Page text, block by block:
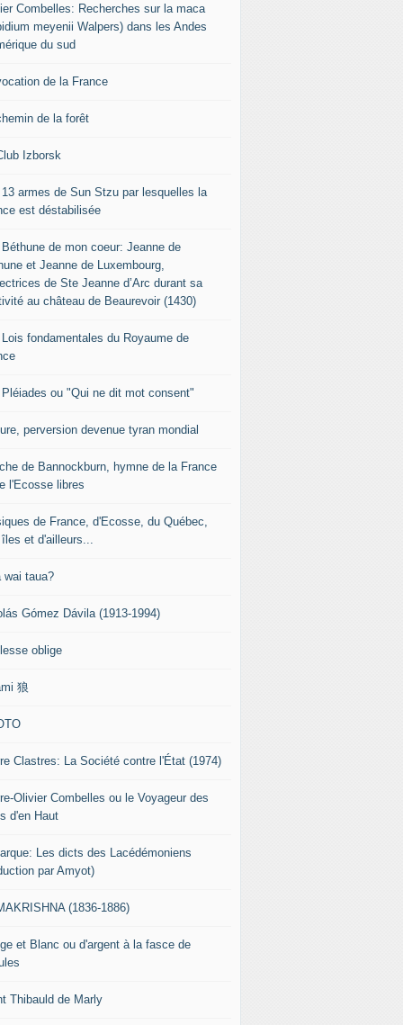
Combelles: Recherches sur la maca
meyenii Walpers) dans les Andes
du sud
de la France
de la forêt
Izborsk
13 armes de Sun Stzu par lesquelles la
est déstabilisée
de mon coeur: Jeanne de
et Jeanne de Luxembourg,
de Ste Jeanne d’Arc durant sa
au château de Beaurevoir (1430)
fondamentales du Royaume de
Pléiades ou "Qui ne dit mot consent"
perversion devenue tyran mondial
de Bannockburn, hymne de la France
l'Ecosse libres
de France, d'Ecosse, du Québec,
et d'ailleurs...
wai taua?
Gómez Dávila (1913-1994)
oblige
狼
Clastres: La Société contre l'État (1974)
Olivier Combelles ou le Voyageur des
d'en Haut
Les dicts des Lacédémoniens
par Amyot)
(1836-1886)
et Blanc ou d'argent à la fasce de
Thibauld de Marly